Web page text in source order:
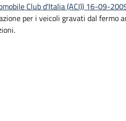
Club d'Italia (ACI)) 16-09-
per i veicoli gravati dal fermo